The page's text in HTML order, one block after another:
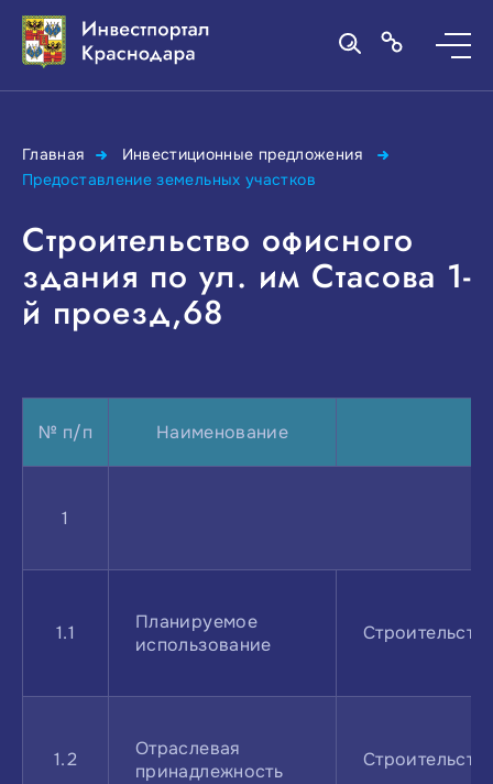
Главная
Инвестиционные предложения
Предоставление земельных участков
Строительство офисного
здания по ул. им Стасова 1-
й проезд,68
№ п/п Наименование
1
1.1
Планируемое
использование
1.2
Отраслевая
принадлежность